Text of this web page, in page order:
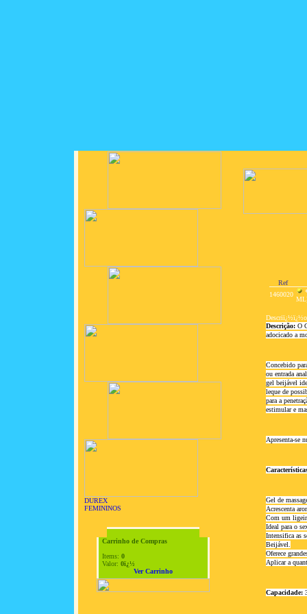
DUREX
FEMININOS
Carrinho de Compras
Items: 0
Valor: 0ï¿½
Ver Carrinho
Ref
1460020
Descrição: O
adocicado a
Concebido
ou entrada
gel beijável
leque de
para a
estimular e
Apresenta-se
Gel de
Acrescenta
Com um
Ideal para o
Intensifica as
Beijável.
Oferece
Aplicar a
Capacidade: